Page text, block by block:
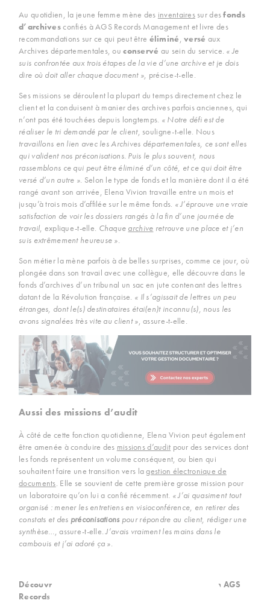
Au quotidien, la jeune femme mène des inventairessur desfonds
d’archivesconfiés à AGS Records Management et livre des
recommandations sur ce qui peut être éliminé,versé aux
Archives départementales, ouconservé au sein du service. « Je
suis confrontée aux trois étapes de la vie d’une archive et je dois
dire où doit aller chaque document », précise-t-elle.
Ses missions se déroulent la plupart du temps directement chez le
client et la conduisent à manier des archives parfois anciennes, qui
n’ont pas été touchées depuis longtemps. « Notre défi est de
réaliser le tri demandé par le client, souligne-t-elle. Nous
travaillons en lien avec les Archives départementales, ce sont elles
qui valident nos préconisations. Puis le plus souvent, nous
rassemblons ce qui peut être éliminé d’un côté, et ce qui doit être
versé d’un autre ». Selon le type de fonds et la manière dont il a été
rangé avant son arrivée, Elena Vivion travaille entre un mois et
jusqu’à trois mois d’affilée sur le même fonds. « J’éprouve une vraie
satisfaction de voir les dossiers rangés à la fin d’une journée de
travail, explique-t-elle. Chaque archive retrouve une place et j’en
suis extrêmement heureuse ».
Son métier la mène parfois à de belles surprises, comme ce jour, où
plongée dans son travail avec une collègue, elle découvre dans le
fonds d’archives d’un tribunal un sac en jute contenant des lettres
datant de la Révolution française. « Il s’agissait de lettres un peu
étranges, dont le(s) destinataires étai(en)t inconnu(s), nous les
avons signalées très vite au client », assure-t-elle.
Aussi des missions d’audit
À côté de cette fonction quotidienne, Elena Vivion peut également
être amenée à conduire des missions d’audit pour des services dont
les fonds représentent un volume conséquent, ou bien qui
souhaitent faire une transition vers lagestion électronique de
documents. Elle se souvient de cette première grosse mission pour
un laboratoire qu’on lui a confié récemment. « J’ai quasiment tout
organisé : mener les entretiens en visioconférence, en retirer des
constats et des préconisations pour répondre au client, rédiger une
synthèse…, assure-t-elle. J’avais vraiment les mains dans le
cambouis et j’ai adoré ça ».
Découvrez les solutions de gestion de l’information AGS
Records Management